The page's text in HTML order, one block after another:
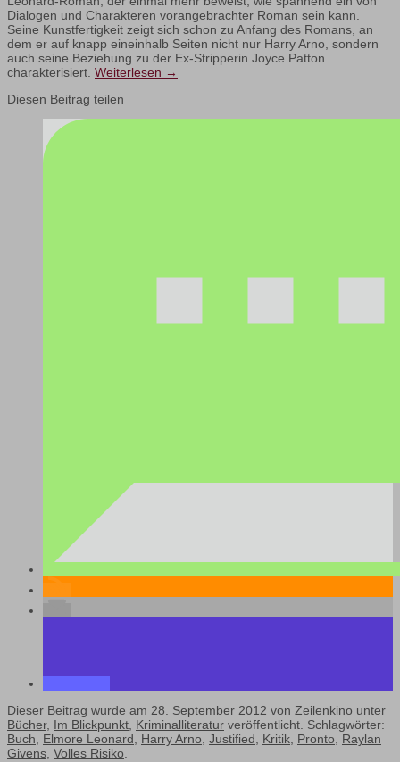
Dialogen und Charakteren vorangebrachter Roman sein kann.
Seine Kunstfertigkeit zeigt sich schon zu Anfang des Romans, an
dem er auf knapp eineinhalb Seiten nicht nur Harry Arno, sondern
auch seine Beziehung zu der Ex-Stripperin Joyce Patton
charakterisiert. Weiterlesen →
Diesen Beitrag teilen
Dieser Beitrag wurde am 28. September 2012 von Zeilenkino unter
Bücher, Im Blickpunkt, Kriminalliteratur veröffentlicht. Schlagwörter:
Buch, Elmore Leonard, Harry Arno, Justified, Kritik, Pronto, Raylan
Givens, Volles Risiko.